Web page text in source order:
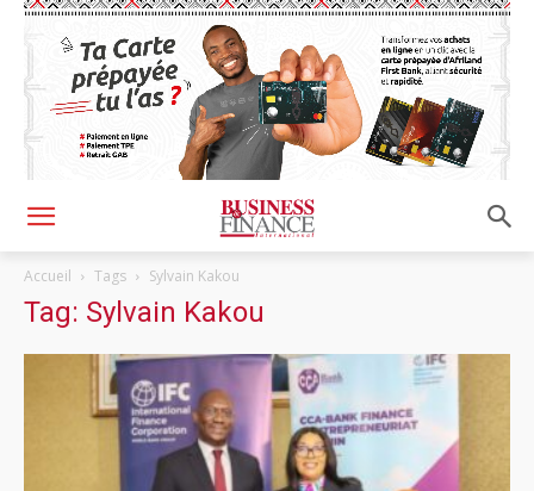
Accueil Tags Sylvain Kakou
Tag: Sylvain Kakou